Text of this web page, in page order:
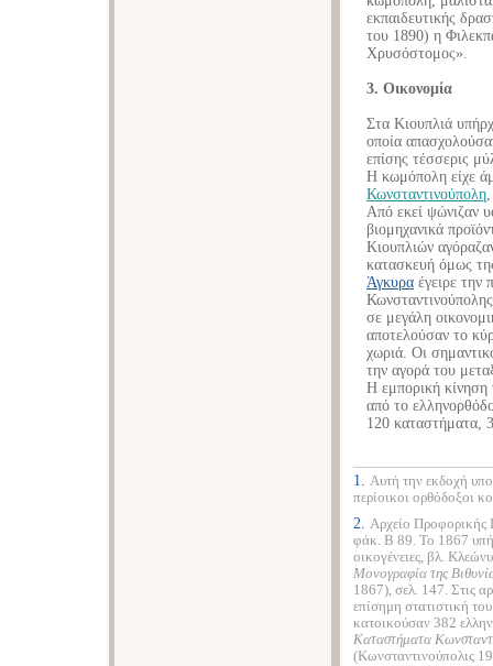
εκπαιδευτικής
του 1890) η
Χρυσόστομος».
3. Οικονομία
Στα Κιουπλιά
οποία
επίσης τέσσερις
Η κωμόπολη είχε
Κωνσταντινούπολη
Από εκεί ψώνιζαν
βιομηχανικά
Κιουπλιών
κατασκευή όμως
Άγκυρα έγειρε την
σε μεγάλη
αποτελούσαν το
χωριά. Οι
την αγορά του
Η εμπορική κίνηση
από το
120 καταστήματα,
1. Αυτή την εκδοχή
περίοικοι ορθόδοξοι
2. Αρχείο
φάκ. Β 89. Το 1867
οικογένειες, βλ.
Μονογραφία της
1867), σελ. 147. Στις
επίσημη στατιστική
κατοικούσαν 382
Καταστήματα
(Κωνσταντινούπολις